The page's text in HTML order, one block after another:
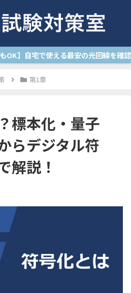
OK】自宅で使える最安の光回線を
第1章
標本化・量子
らデジタル符
解説！